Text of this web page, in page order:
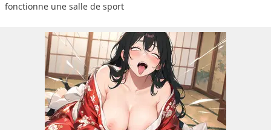
fonctionne une salle de sport